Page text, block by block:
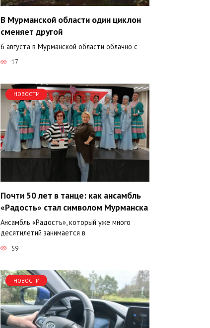
В Мурманской области один циклон
сменяет другой
6 августа в Мурманской области облачно с
17
НОВОСТИ
Почти 50 лет в танце: как ансамбль
«Радость» стал символом Мурманска
Ансамбль «Радость», который уже много
десятилетий занимается в
59
НОВОСТИ